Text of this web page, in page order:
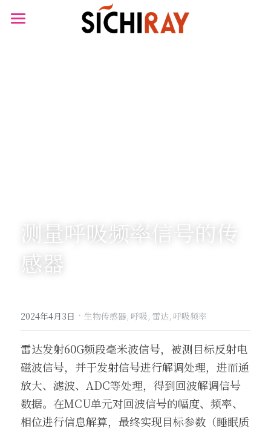
测量呼吸频率信号的传
感器
2024年4月3日 · 生物传感器, 呼吸, 雷达, 呼吸频率
雷达发射60G频段毫米波信号，被测目标反射电
磁波信号，并于发射信号进行解调处理，进而通
放大、滤波、ADC等处理，得到回波解调信号
数据。在MCU单元对回波信号的幅度、频率、
相位进行信息解算，最终实现目标参数（睡眠质
商品分类